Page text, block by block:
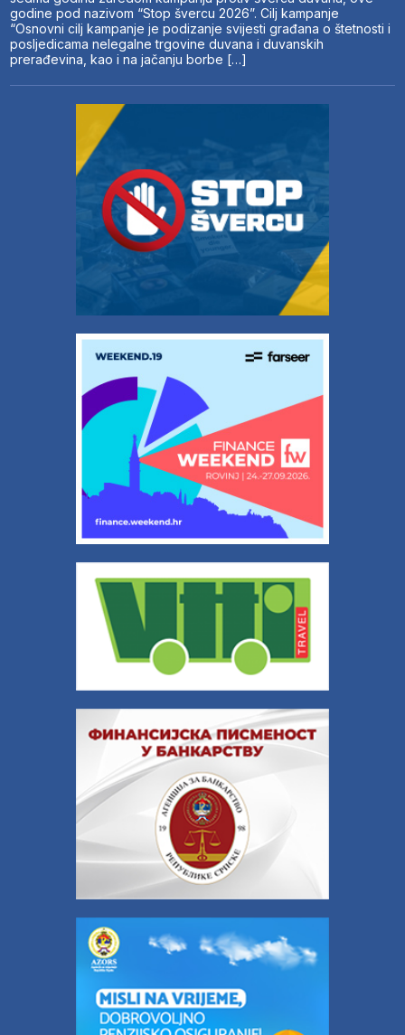
godine pod nazivom “Stop švercu 2026”. Cilj kampanje
“Osnovni cilj kampanje je podizanje svijesti građana o štetnosti i
posljedicama nelegalne trgovine duvana i duvanskih
prerađevina, kao i na jačanju borbe […]